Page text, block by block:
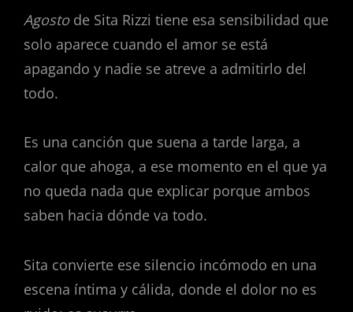
Agostode Sita Rizzi tiene esa sensibilidad que
solo aparece cuando el amor se está
apagando y nadie se atreve a admitirlo del
todo.
Es una canción que suena a tarde larga, a
calor que ahoga, a ese momento en el que ya
no queda nada que explicar porque ambos
saben hacia dónde va todo.
Sita convierte ese silencio incómodo en una
escena íntima y cálida, donde el dolor no es